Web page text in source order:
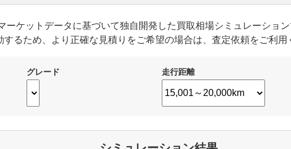
ーケットデータに基づいて独自開発した買取相場シミュレーショ
するため、より正確な見積りをご希望の場合は、査定依頼をご利用
グレード 走行距離